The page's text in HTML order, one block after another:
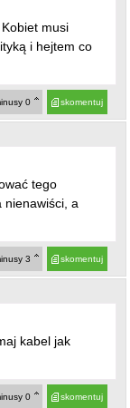
musi
i hejtem co
skomentuj
0
tego
nienawiści, a
skomentuj
3
kabel jak
skomentuj
0